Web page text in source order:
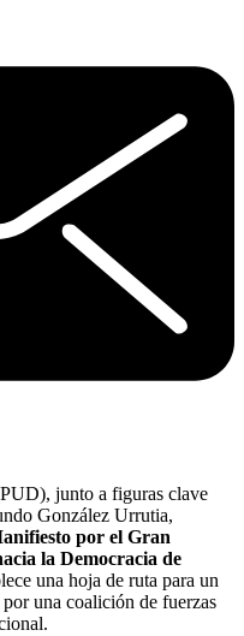
junto a figuras clave
González Urrutia,
por el Gran
la Democracia de
una hoja de ruta para un
una coalición de fuerzas